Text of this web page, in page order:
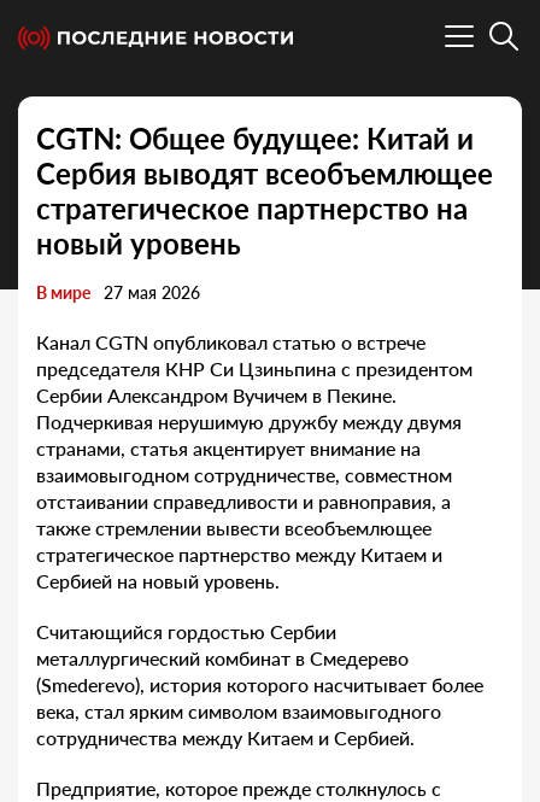
CGTN: Общее будущее: Китай и
Сербия выводят всеобъемлющее
стратегическое партнерство на
новый уровень
В мире 27 мая 2026
Канал CGTN опубликовал статью о встрече
председателя КНР Си Цзиньпина с президентом
Сербии Александром Вучичем в Пекине.
Подчеркивая нерушимую дружбу между двумя
странами, статья акцентирует внимание на
взаимовыгодном сотрудничестве, совместном
отстаивании справедливости и равноправия, а
также стремлении вывести всеобъемлющее
стратегическое партнерство между Китаем и
Сербией на новый уровень.
Считающийся гордостью Сербии
металлургический комбинат в Смедерево
(Smederevo), история которого насчитывает более
века, стал ярким символом взаимовыгодного
сотрудничества между Китаем и Сербией.
Предприятие, которое прежде столкнулось с